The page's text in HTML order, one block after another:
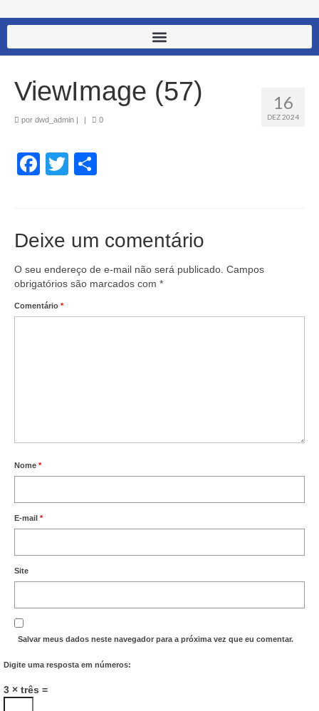
16
DEZ 2024
ViewImage (57)
por dwd_admin 0
Facebook
Twitter
Deixe um comentário
O seu endereço de e-mail não será publicado. Campos
obrigatórios são marcados com *
Comentário *
Nome *
E-mail *
Site
Salvar meus dados neste navegador para a próxima vez que eu comentar.
Digite uma resposta em números:
3 × três =